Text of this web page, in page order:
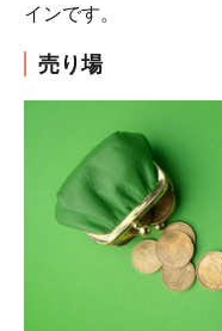
インです。
売り場